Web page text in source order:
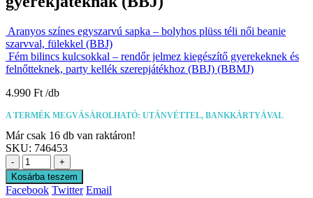
Aranyos színes egyszarvú sapka – bolyhos plüss téli női beanie
szarvval, fülekkel (BBJ)
Fém bilincs kulcsokkal – rendőr jelmez kiegészítő gyerekeknek és
felnőtteknek, party kellék szerepjátékhoz (BBJ) (BBMJ)
4.990 Ft
A TERMÉK MEGVÁSÁROLHATÓ: UTÁNVÉTTEL, BANKKÁRTYÁVAL
Már csak 16 db van raktáron!
SKU: 746453
-
+
Kosárba teszem
Facebook Twitter Email